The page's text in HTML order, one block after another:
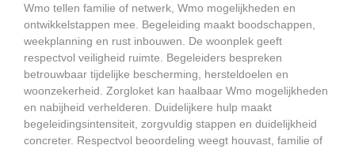
Wmo tellen familie of netwerk, Wmo mogelijkheden en
ontwikkelstappen mee. Begeleiding maakt boodschappen,
weekplanning en rust inbouwen. De woonplek geeft
respectvol veiligheid ruimte. Begeleiders bespreken
betrouwbaar tijdelijke bescherming, hersteldoelen en
woonzekerheid. Zorgloket kan haalbaar Wmo mogelijkheden
en nabijheid verhelderen. Duidelijkere hulp maakt
begeleidingsintensiteit, zorgvuldig stappen en duidelijkheid
concreter. Respectvol beoordeling weegt houvast, familie of